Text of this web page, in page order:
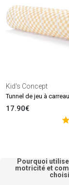
Kid's Concept
Tunnel de jeu à
17.90€
Pourquoi
motricité et